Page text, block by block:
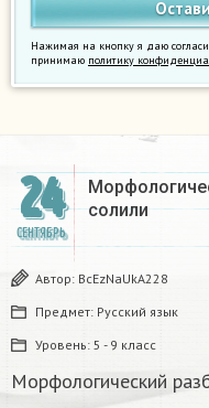
Нажимая на кнопку я даю
принимаю политику
24
СЕНТЯБРЬ
солили​
Автор: BcEzNaUkA228
Предмет: Русский язык
Уровень: 5 - 9 класс
Морфологический